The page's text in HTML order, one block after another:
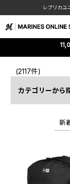
レプリカユ
(2117件)
カテゴリーから
新